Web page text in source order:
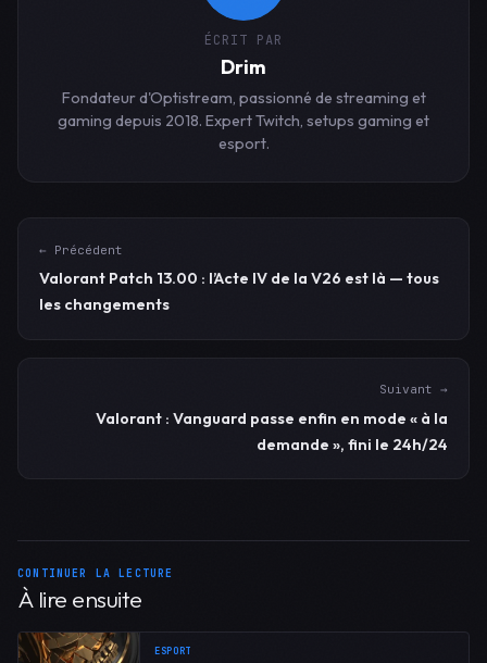
ÉCRIT PAR
Drim
Fondateur d'Optistream, passionné de streaming et
gaming depuis 2018. Expert Twitch, setups gaming et
esport.
← Précédent
Valorant Patch 13.00 : l’Acte IV de la V26 est là — tous
les changements
Suivant →
Valorant : Vanguard passe enfin en mode « à la
demande », fini le 24h/24
CONTINUER LA LECTURE
À lire ensuite
ESPORT